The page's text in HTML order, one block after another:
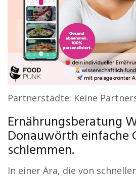
Partnerstädte: Keine
Ernährungsberatung
Donauwörth einfache
schlemmen.
In einer Ära, die von